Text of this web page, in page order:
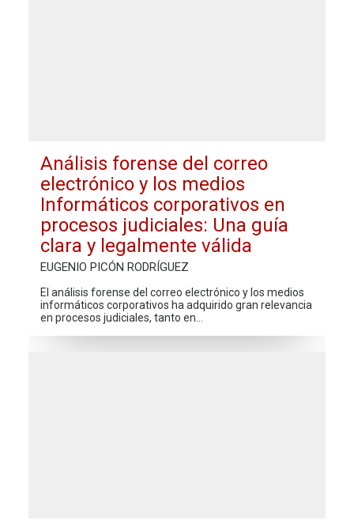
Análisis forense del correo
electrónico y los medios
Informáticos corporativos en
procesos judiciales: Una guía
clara y legalmente válida
EUGENIO PICÓN RODRÍGUEZ
El análisis forense del correo electrónico y los medios
informáticos corporativos ha adquirido gran relevancia
en procesos judiciales, tanto en…